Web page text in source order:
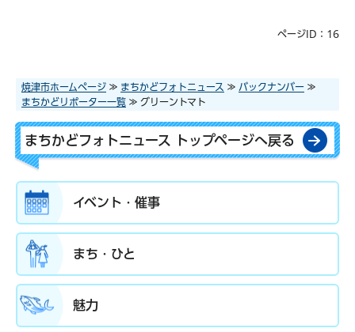
ページID：16
焼津市ホームページ ≫ まちかどフォトニュース ≫ バックナンバー ≫
まちかどリポーター一覧 ≫ グリーントマト
まちかどフォトニュース トップページへ戻る
イベント・催事
まち・ひと
魅力